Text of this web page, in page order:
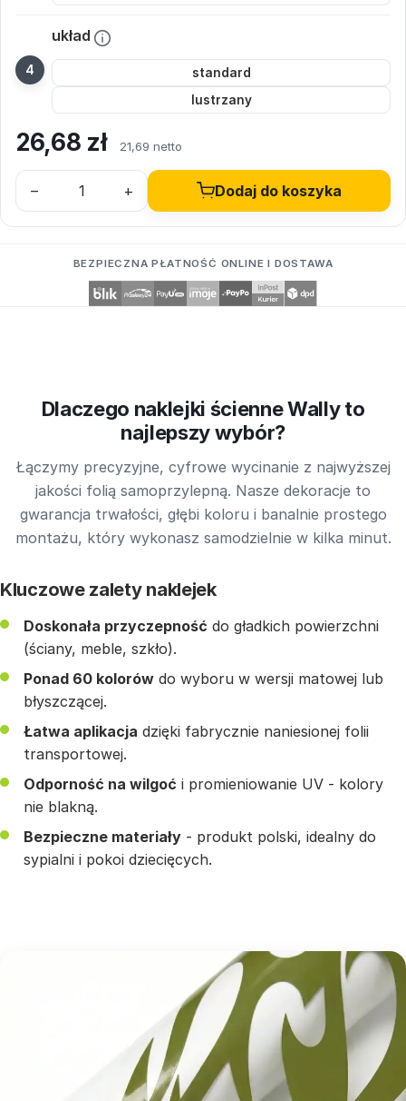
układ
standard
lustrzany
26,68 zł 21,69 netto
– + Dodaj do koszyka
BEZPIECZNA PŁATNOŚĆ ONLINE I DOSTAWA
Dlaczego naklejki ścienne Wally to
najlepszy wybór?
Łączymy precyzyjne, cyfrowe wycinanie z najwyższej
jakości folią samoprzylepną. Nasze dekoracje to
gwarancja trwałości, głębi koloru i banalnie prostego
montażu, który wykonasz samodzielnie w kilka minut.
Kluczowe zalety naklejek
Doskonała przyczepność do gładkich powierzchni
(ściany, meble, szkło).
Ponad 60 kolorów do wyboru w wersji matowej lub
błyszczącej.
Łatwa aplikacja dzięki fabrycznie naniesionej folii
transportowej.
Odporność na wilgoć i promieniowanie UV - kolory
nie blakną.
Bezpieczne materiały - produkt polski, idealny do
sypialni i pokoi dziecięcych.